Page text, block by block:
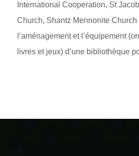
International Cooperation, St
Church, Shantz Mennonite Church
l’aménagement et l’équipement
livres et jeux) d’une bibliothèque